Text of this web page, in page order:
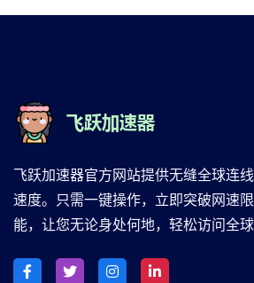
飞跃加速器官方网站提供无缝全球连
速度。只需一键操作，立即突破网速
能，让您无论身处何地，轻松访问全球